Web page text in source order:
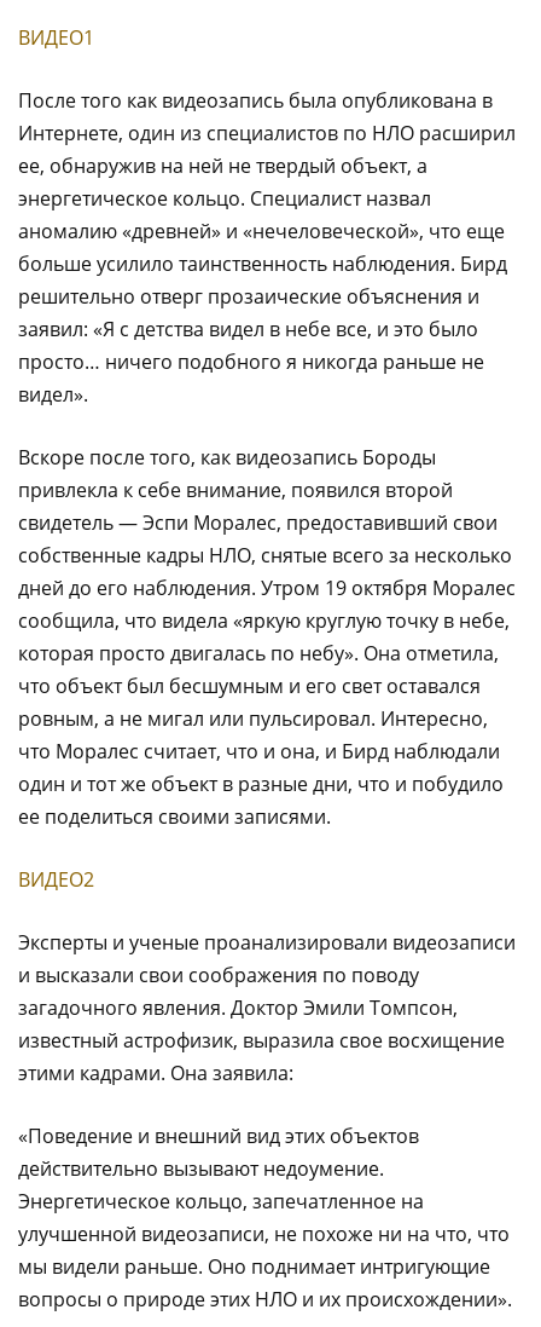
ВИДЕО1
После того как видеозапись была опубликована в
Интернете, один из специалистов по НЛО расширил
ее, обнаружив на ней не твердый объект, а
энергетическое кольцо. Специалист назвал
аномалию «древней» и «нечеловеческой», что еще
больше усилило таинственность наблюдения. Бирд
решительно отверг прозаические объяснения и
заявил: «Я с детства видел в небе все, и это было
просто… ничего подобного я никогда раньше не
видел».
Вскоре после того, как видеозапись Бороды
привлекла к себе внимание, появился второй
свидетель — Эспи Моралес, предоставивший свои
собственные кадры НЛО, снятые всего за несколько
дней до его наблюдения. Утром 19 октября Моралес
сообщила, что видела «яркую круглую точку в небе,
которая просто двигалась по небу». Она отметила,
что объект был бесшумным и его свет оставался
ровным, а не мигал или пульсировал. Интересно,
что Моралес считает, что и она, и Бирд наблюдали
один и тот же объект в разные дни, что и побудило
ее поделиться своими записями.
ВИДЕО2
Эксперты и ученые проанализировали видеозаписи
и высказали свои соображения по поводу
загадочного явления. Доктор Эмили Томпсон,
известный астрофизик, выразила свое восхищение
этими кадрами. Она заявила:
«Поведение и внешний вид этих объектов
действительно вызывают недоумение.
Энергетическое кольцо, запечатленное на
улучшенной видеозаписи, не похоже ни на что, что
мы видели раньше. Оно поднимает интригующие
вопросы о природе этих НЛО и их происхождении».